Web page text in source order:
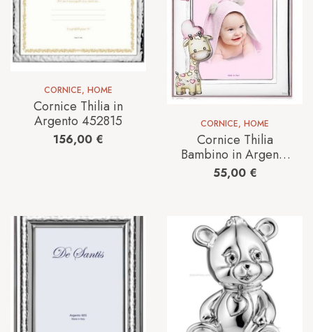
CORNICE, HOME
Cornice Thilia in
Argento 452815
156,00 €
CORNICE, HOME
Cornice Thilia
Bambino in Argento
453336_GIRAFFA_R
OSA
55,00 €